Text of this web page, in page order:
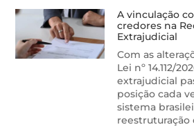
A vinculação
credores na
Extrajudicial
Com as
Lei nº 14.112/
extrajudicial
posição cada
sistema
reestruturação